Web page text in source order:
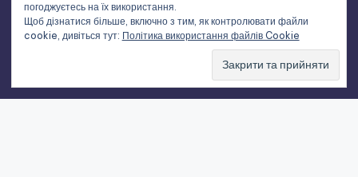
Історії українських пісень та світових
Bloghash WordPress Theme
погоджуєтесь на їх використання.
Щоб дізнатися більше, включно з тим, як контролювати файли
cookie, дивіться тут: Політика використання файлів Cookie